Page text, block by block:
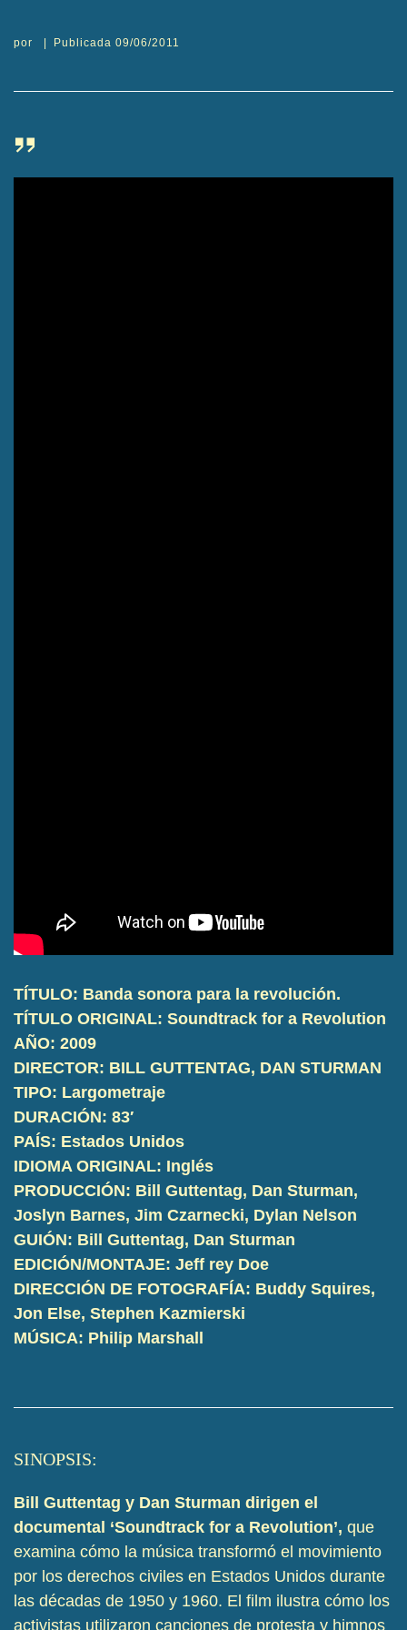
por Publicada09/06/2011
TÍTULO: Banda sonora para la revolución.
TÍTULO ORIGINAL: Soundtrack for a Revolution
AÑO: 2009
DIRECTOR: BILL GUTTENTAG, DAN STURMAN
TIPO: Largometraje
DURACIÓN: 83′
PAÍS: Estados Unidos
IDIOMA ORIGINAL: Inglés
PRODUCCIÓN: Bill Guttentag, Dan Sturman,
Joslyn Barnes, Jim Czarnecki, Dylan Nelson
GUIÓN: Bill Guttentag, Dan Sturman
EDICIÓN/MONTAJE: Jeff rey Doe
DIRECCIÓN DE FOTOGRAFÍA: Buddy Squires,
Jon Else, Stephen Kazmierski
MÚSICA: Philip Marshall
SINOPSIS:
Bill Guttentag y Dan Sturman dirigen el
documental ‘Soundtrack for a Revolution’, que
examina cómo la música transformó el movimiento
por los derechos civiles en Estados Unidos durante
las décadas de 1950 y 1960. El film ilustra cómo los
activistas utilizaron canciones de protesta y himnos